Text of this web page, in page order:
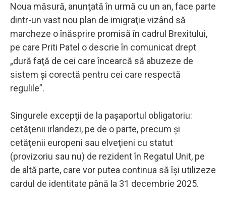
Noua măsură, anunţată în urmă cu un an, face parte
dintr-un vast nou plan de imigraţie vizând să
marcheze o înăsprire promisă în cadrul Brexitului,
pe care Priti Patel o descrie în comunicat drept
„dură faţă de cei care încearcă să abuzeze de
sistem şi corectă pentru cei care respectă
regulile”.
Singurele excepţii de la paşaportul obligatoriu:
cetăţenii irlandezi, pe de o parte, precum şi
cetăţenii europeni sau elveţieni cu statut
(provizoriu sau nu) de rezident în Regatul Unit, pe
de altă parte, care vor putea continua să îşi utilizeze
cardul de identitate până la 31 decembrie 2025.